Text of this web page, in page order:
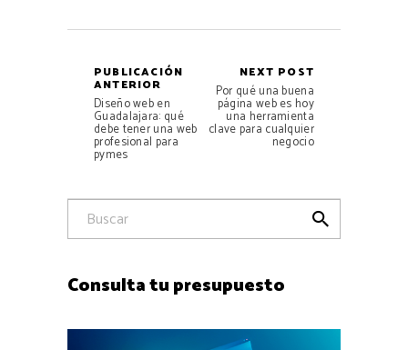
PUBLICACIÓN
ANTERIOR
Diseño web en
Guadalajara: qué
debe tener una web
profesional para
pymes
NEXT POST
Por qué una buena
página web es hoy
una herramienta
clave para cualquier
negocio

Consulta tu presupuesto